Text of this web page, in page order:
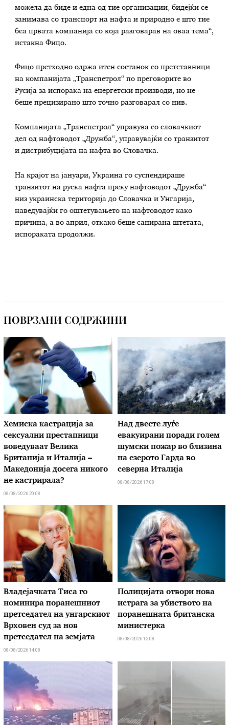
можела да биде и една од тие организации, бидејќи се
занимава со транспорт на нафта и природно е што тие
беа првата компанија со која разговарав на оваа тема“,
истакна Фицо.
Фицо претходно одржа итен состанок со претставници
на компанијата „Транспетрол“ по преговорите во
Русија за испорака на енергетски производи, но не
беше прецизирано што точно разговарал со нив.
Компанијата „Транспетрол“ управува со словачкиот
дел од нафтоводот „Дружба“, управувајќи со транзитот
и дистрибуцијата на нафта во Словачка.
На крајот на јануари, Украина го суспендираше
транзитот на руска нафта преку нафтоводот „Дружба“
низ украинска територија до Словачка и Унгарија,
наведувајќи го оштетувањето на нафтоводот како
причина, а во април, откако беше санирана штетата,
испораката продолжи.
ПОВРЗАНИ СОДРЖИНИ
Хемиска кастрација за
сексуални престапници
воведуваат Велика
Британија и Италија –
Македонија досега никого
не кастрирала?
08/08/2026 20:08
Над двесте луѓе
евакуирани поради голем
шумски пожар во близина
на езерото Гарда во
северна Италија
08/08/2026 17:08
Владејачката Тиса го
номинира поранешниот
претседател на унгарскиот
Врховен суд за нов
претседател на земјата
08/08/2026 14:08
Полицијата отвори нова
истрага за убиството на
поранешната британска
министерка
08/08/2026 12:08